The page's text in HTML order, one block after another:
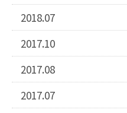
2018.07
2017.10
2017.08
2017.07